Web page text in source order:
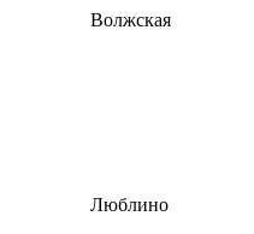
Волжская
Люблино